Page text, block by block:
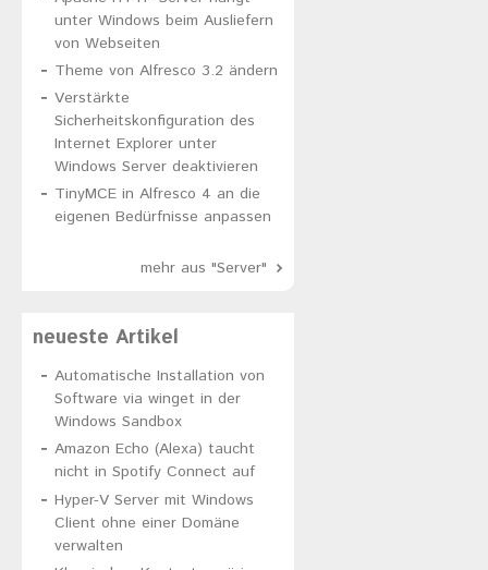
unter Windows beim Ausliefern
von Webseiten
Theme von Alfresco 3.2 ändern
Verstärkte
Sicherheitskonfiguration des
Internet Explorer unter
Windows Server deaktivieren
TinyMCE in Alfresco 4 an die
eigenen Bedürfnisse anpassen
mehr aus "Server"
neueste Artikel
Automatische Installation von
Software via winget in der
Windows Sandbox
Amazon Echo (Alexa) taucht
nicht in Spotify Connect auf
Hyper-V Server mit Windows
Client ohne einer Domäne
verwalten